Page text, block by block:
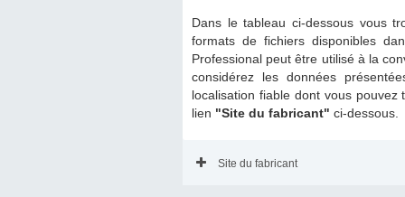
Dans le tableau ci-dessous vous
formats de fichiers disponibles
Professional peut être utilisé à la
considérez les données
localisation fiable dont vous
lien "Site du fabricant" ci-dessous.
Site du fabricant